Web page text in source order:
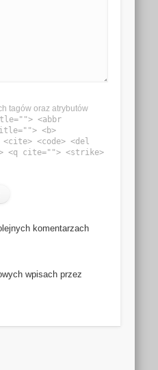
tagów oraz atrybutów
<abbr
<b>
<code> <del
<q cite=""> <strike>
komentarzach
wpisach przez